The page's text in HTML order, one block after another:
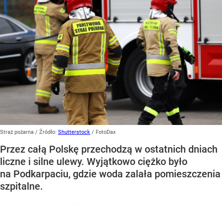
Straż pożarna / Źródło: Shutterstock / FotoDax
Przez całą Polskę przechodzą w ostatnich dniach
liczne i silne ulewy. Wyjątkowo ciężko było
na Podkarpaciu, gdzie woda zalała pomieszczenia
szpitalne.